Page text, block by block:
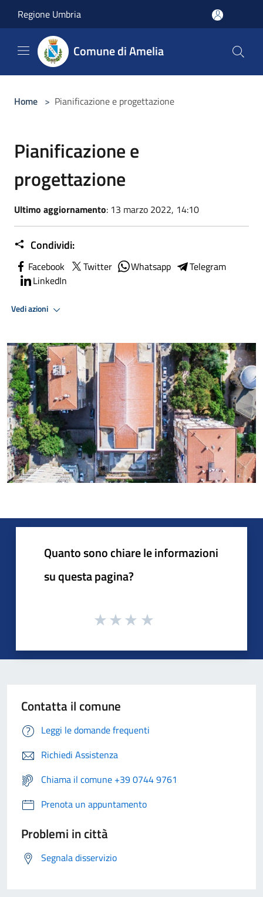
Regione Umbria
Comune di Amelia
Home > Pianificazione e progettazione
Pianificazione e
progettazione
Ultimo aggiornamento: 13 marzo 2022, 14:10
Condividi:
Facebook Twitter Whatsapp
Telegram
LinkedIn
Vedi azioni
Quanto sono chiare le informazioni
su questa pagina?
Contatta il comune
Leggi le domande frequenti
Richiedi Assistenza
Chiama il comune +39 0744 9761
Prenota un appuntamento
Problemi in città
Segnala disservizio